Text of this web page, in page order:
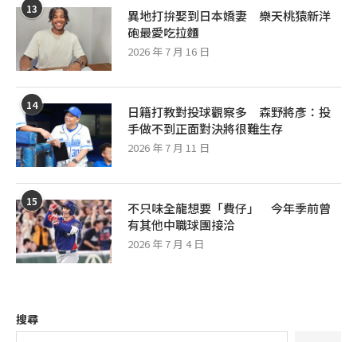
13
異地打拚娶到日本嬌妻 樂天桃猿新洋
砲最愛吃拉麵
2026 年 7 月 16 日
14
日籍打教對投球觀察多 森野將彥：投
手做不到正面對決將很難生存
2026 年 7 月 11 日
15
不只味全龍想要「費仔」 今年季前曾
有其他中職球團接洽
2026 年 7 月 4 日
搜尋